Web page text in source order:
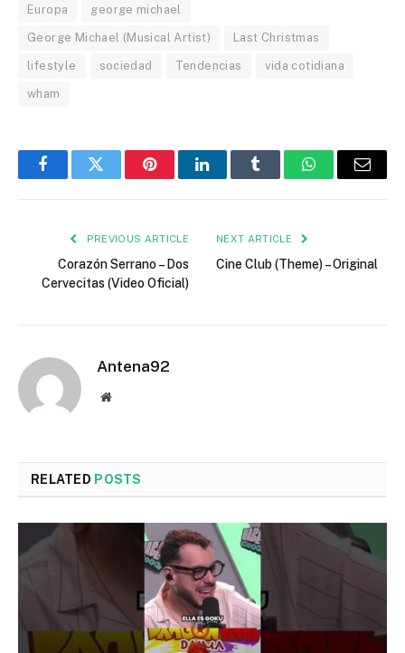
Europa george michael
George Michael (Musical Artist) Last Christmas
lifestyle sociedad Tendencias vida cotidiana
wham
FacebookTwitter PinterestLinkedInTumblr WhatsAppEmail
PREVIOUS ARTICLE
Corazón Serrano – Dos
Cervecitas (Video Oficial)
NEXT ARTICLE
Cine Club (Theme) – Original
Antena92
Website
RELATED POSTS